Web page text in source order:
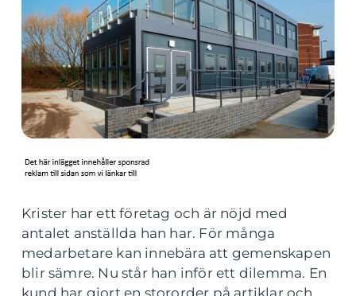
Krister har ett företag och är nöjd med
antalet anställda han har. För många
medarbetare kan innebära att gemenskapen
blir sämre. Nu står han inför ett dilemma. En
kund har gjort en stororder på artiklar och